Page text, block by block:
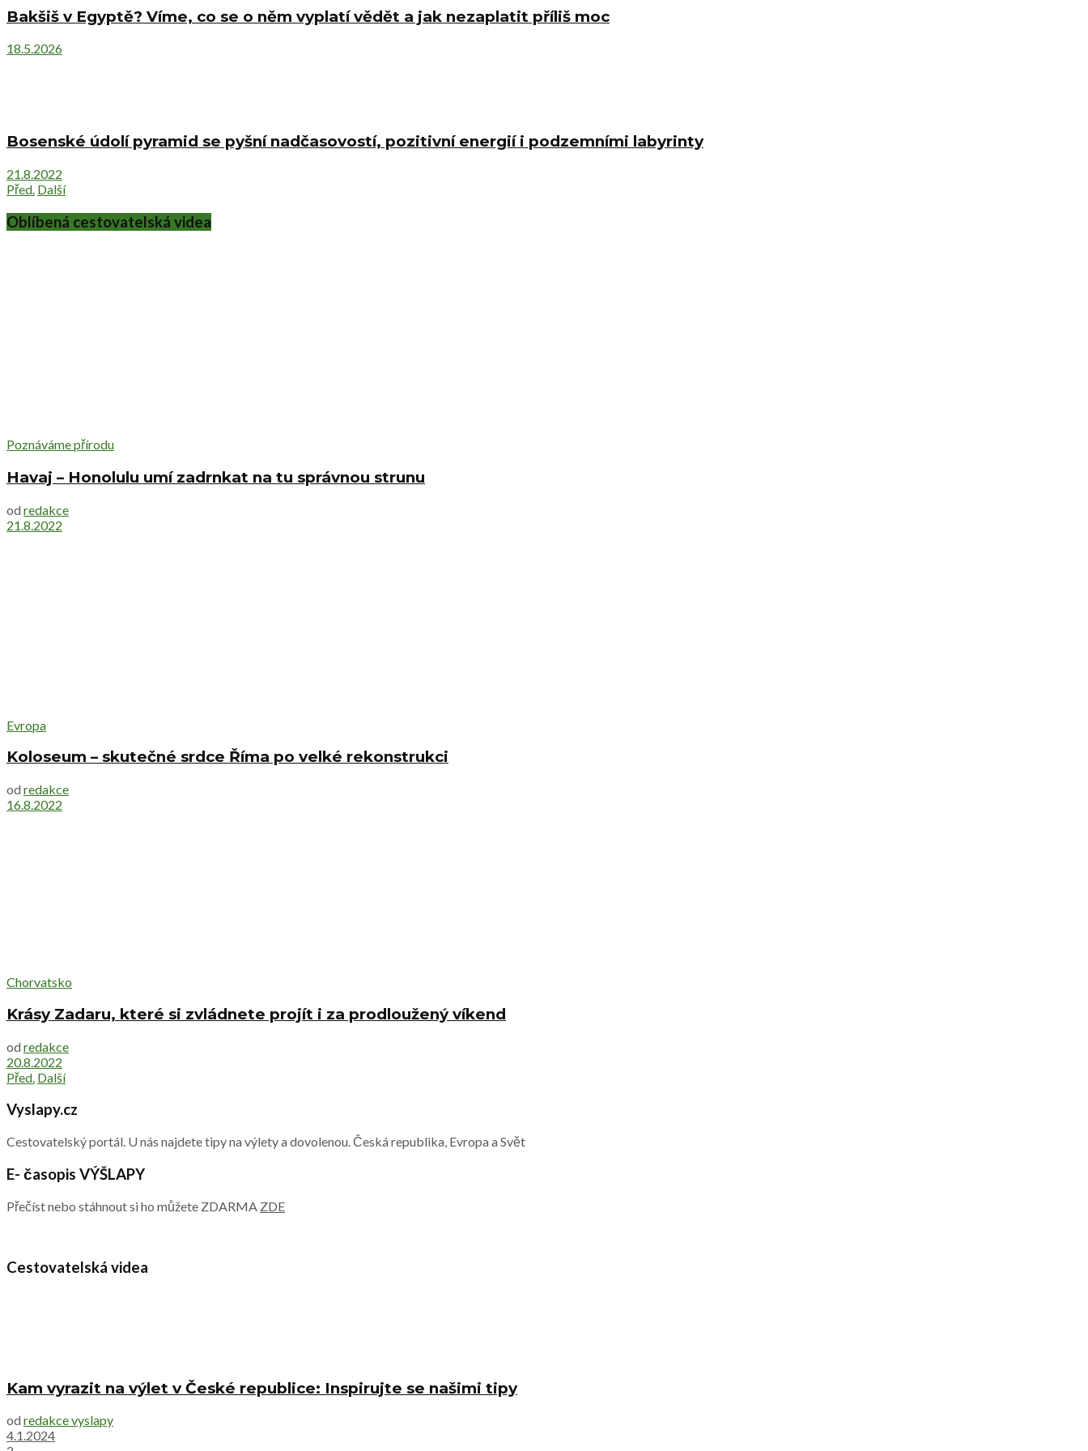
Bakšiš v Egyptě? Víme, co se o něm vyplatí vědět a jak nezaplatit příliš moc
18.5.2026
Bosenské údolí pyramid se pyšní nadčasovostí, pozitivní energií i podzemními labyrinty
21.8.2022
Před. Další
Oblíbená cestovatelská videa
Poznáváme přírodu
Havaj – Honolulu umí zadrnkat na tu správnou strunu
od redakce
21.8.2022
Evropa
Koloseum – skutečné srdce Říma po velké rekonstrukci
od redakce
16.8.2022
Chorvatsko
Krásy Zadaru, které si zvládnete projít i za prodloužený víkend
od redakce
20.8.2022
Před. Další
Vyslapy.cz
Cestovatelský portál. U nás najdete tipy na výlety a dovolenou. Česká republika, Evropa a Svět
E- časopis VÝŠLAPY
Přečíst nebo stáhnout si ho můžete ZDARMA ZDE
Cestovatelská videa
Kam vyrazit na výlet v České republice: Inspirujte se našimi tipy
od redakce vyslapy
4.1.2024